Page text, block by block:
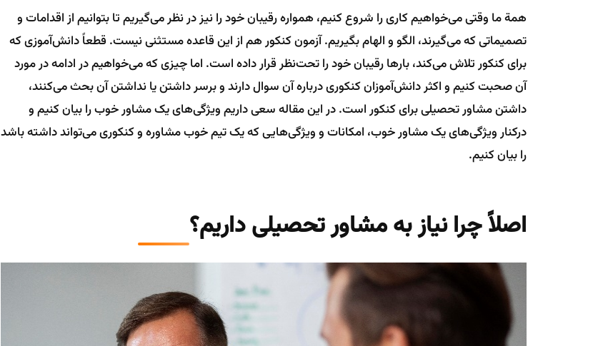
همة ما وقتی می‌خواهیم کاری را شروع کنیم، همواره رقیبان خود را نیز در نظر می‌گیریم تا بتوانیم از اقدامات و
تصمیماتی که می‌گیرند، الگو و الهام بگیریم. آزمون کنکور هم از این قاعده مستثنی نیست. قطعاً دانش‌آموزی که
برای کنکور تلاش می‌کند، بارها رقیبان خود را تحت‌نظر قرار داده است. اما چیزی که می‌خواهیم در ادامه در مورد
آن صحبت کنیم و اکثر دانش‌آموزان کنکوری درباره آن سوال دارند و برسر داشتن یا نداشتن آن بحث می‌کنند،
داشتن مشاور تحصیلی برای کنکور است. در این مقاله سعی داریم ویژگی‌های یک مشاور خوب را بیان کنیم و
در‌کنار ویژگی‌های یک مشاور خوب، امکانات و ویژگی‌هایی که یک تیم خوب مشاوره و کنکوری می‌تواند داشته باشد
را بیان کنیم.
اصلاً چرا نیاز به مشاور تحصیلی داریم؟